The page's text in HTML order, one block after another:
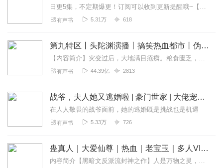
日更5集，不定期爆更！订阅可以收到更新提醒哦~【内容简介】田家的真千金归来！当了二十多年亲女儿的田悠悠，忽然变成了假千金。被赶出家门的她，却被另一个人寻找着...
有声书 5.31万 618
第九特区丨头陀渊演播丨搞笑热血都市丨伪戒丨VIP免费多人有声剧
【内容简介】灾变过后，大地满目疮痍。粮食匮乏，资源紧俏，局势混乱……一位从待规划区杀出来的青年，背对着漫天黄沙，孤身来到九区谋生，却不曾想偶然结识三五好友，一念...
有声书 44.39亿 2813
战爷，夫人她又逃婚啦 | 豪门世家 | 大佬宠妻 | 契约婚姻 | 甜宠
在人人敬畏的战爷面前，她的逃婚既是挑战也是机遇
有声书 5.33万 726
蛊真人｜大爱仙尊｜热血｜老宝玉｜多人VIP免费有声剧
内容简介【黑暗文反派流封神之作】人是万物之灵，蛊是天地真精。一个穿越者不断重生的故事。一个养蛊、炼蛊、用蛊的奇特世界。配音组（男角色）老宝玉旁白...